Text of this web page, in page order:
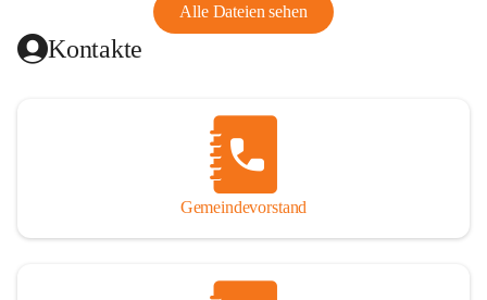
Alle Dateien sehen
Kontakte
Gemeindevorstand